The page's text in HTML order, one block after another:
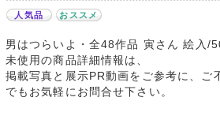
人気品 おススメ
男はつらいよ・全48作品 寅さん 絵入/
未使用の商品詳細情報は、
掲載写真と展示PR動画をご参考に、ご
でもお気軽にお問合せ下さい。